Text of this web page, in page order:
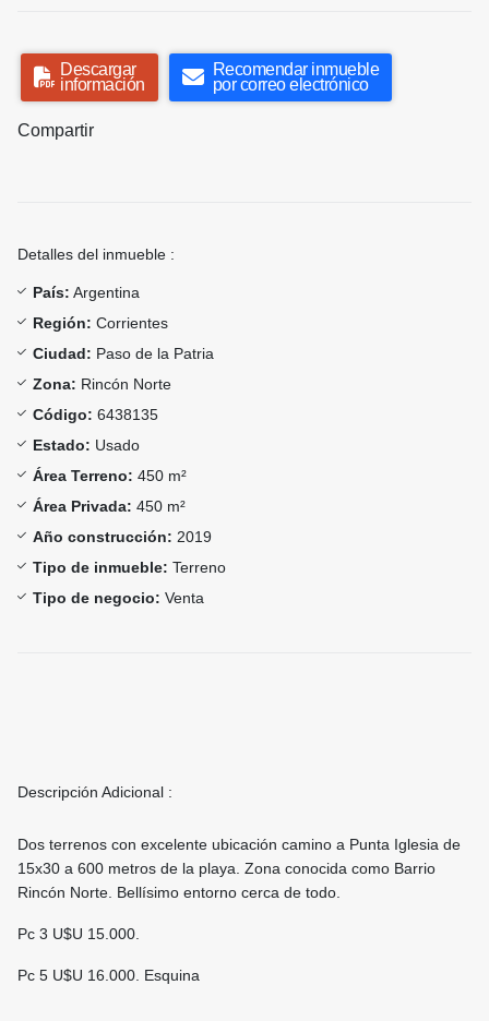
Descargar
información
Recomendar inmueble
por correo electrónico
Compartir
Detalles del inmueble :
País: Argentina
Región: Corrientes
Ciudad: Paso de la Patria
Zona: Rincón Norte
Código: 6438135
Estado: Usado
Área Terreno: 450 m²
Área Privada: 450 m²
Año construcción: 2019
Tipo de inmueble: Terreno
Tipo de negocio: Venta
Descripción Adicional :
Dos terrenos con excelente ubicación camino a Punta Iglesia de
15x30 a 600 metros de la playa. Zona conocida como Barrio
Rincón Norte. Bellísimo entorno cerca de todo.
Pc 3 U$U 15.000.
Pc 5 U$U 16.000. Esquina